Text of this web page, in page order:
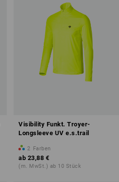
Visibility Funkt. Troyer-
Longsleeve UV e.s.trail
2 Farben
ab 23,88 €
(m. MwSt.) ab 10 Stück